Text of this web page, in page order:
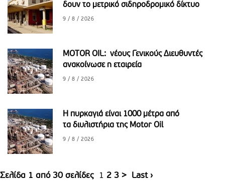
δουν το μετρικό σιδηροδρομικό δίκτυο
9 / 8 / 2026
MOTOR OIL: νέους Γενικούς Διευθυντές
ανακοίνωσε η εταιρεία
9 / 8 / 2026
Η πυρκαγιά είναι 1000 μέτρα από
τα διυλιστήρια της Motor Oil
9 / 8 / 2026
Σελίδα 1 από 30 σελίδες 1 2 3 > Last ›